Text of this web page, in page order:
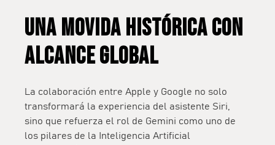
UNA MOVIDA HISTÓRICA CON
ALCANCE GLOBAL
La colaboración entre Apple y Google no solo
transformará la experiencia del asistente Siri,
sino que refuerza el rol de Gemini como uno de
los pilares de la Inteligencia Artificial